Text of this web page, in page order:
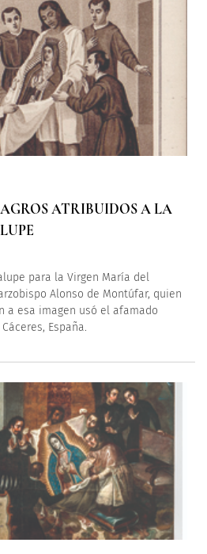
ATRIBUIDOS A LA
para la Virgen María del
Alonso de Montúfar, quien
a esa imagen usó el afamado
España.